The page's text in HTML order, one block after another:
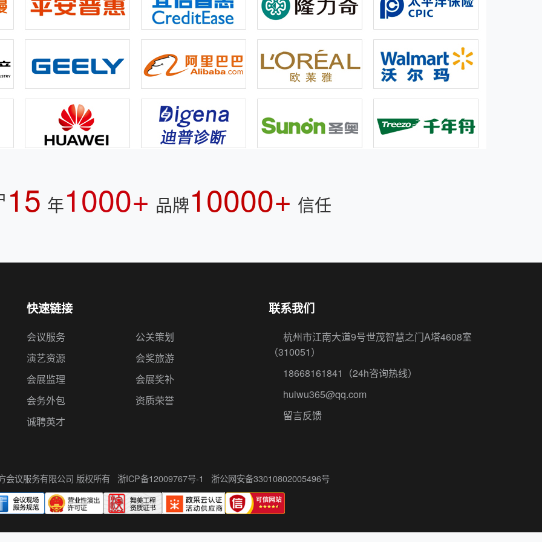
15 年1000+ 品牌10000+ 信任
快速链接
会议服务
公关策划
演艺资源
会奖旅游
会展监理
会展奖补
会务外包
资质荣誉
诚聘英才
联系我们
杭州市江南大道9号世茂智慧之门A塔4608室
（310051）
18668161841
（24h咨询热线）
huiwu365@qq.com
留言反馈
会议服务有限公司 版权所有 浙ICP备12009767号-1 浙公网安备33010802005496号